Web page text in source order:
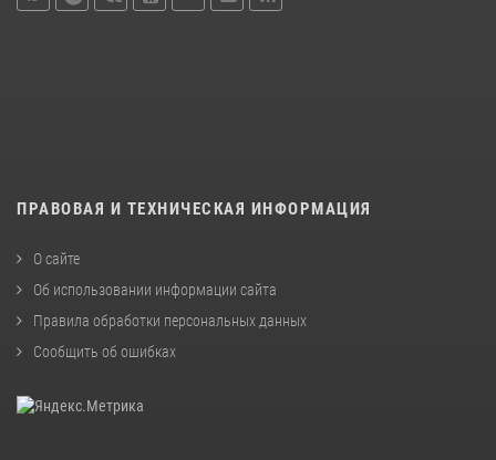
ПРАВОВАЯ И ТЕХНИЧЕСКАЯ ИНФОРМАЦИЯ
О сайте
Об использовании информации сайта
Правила обработки персональных данных
Сообщить об ошибках